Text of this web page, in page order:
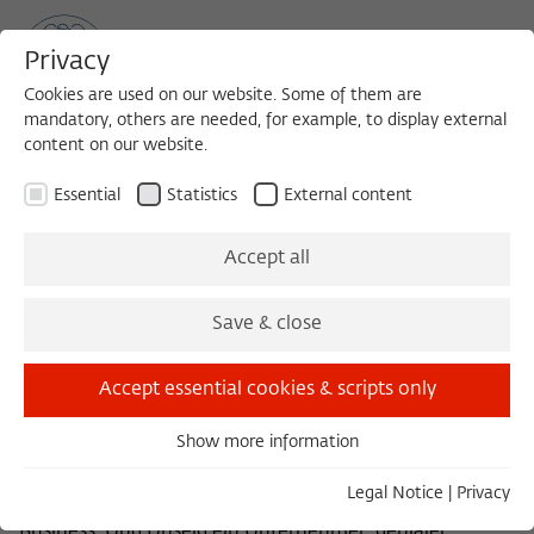
Heft XVIII/3 Herbst 2024
Goetz, Hartwig, Illies, Maak
Bücher für das kritische Nachkriegsdeutschland ein
Privacy
Cookies are used on our website. Some of them are
mandatory, others are needed, for example, to display external
content on our website.
Essential Statistics External content
Accept all
Save & close
Accept essential cookies & scripts only
Essential cookies are needed for basic functionality. This
Show more information
Legal Notice Privacy